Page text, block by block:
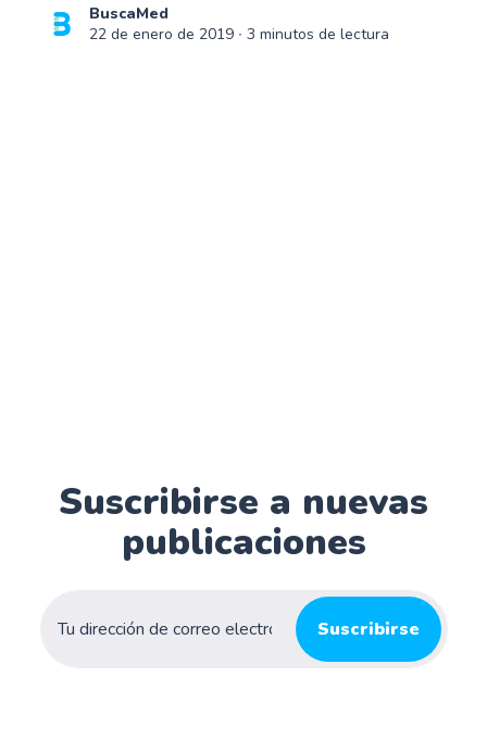
BuscaMed
22 de enero de 2019 ∙ 3 minutos de lectura
Suscribirse a nuevas
publicaciones
Suscribirse